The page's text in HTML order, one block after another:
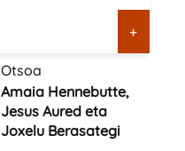
+
Otsoa
Amaia Hennebutte,
Jesus Aured eta
Joxelu Berasategi